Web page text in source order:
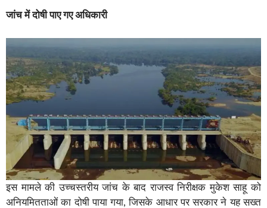
जांच में दोषी पाए गए अधिकारी
इस मामले की उच्चस्तरीय जांच के बाद राजस्व निरीक्षक मुकेश साहू को
अनियमितताओं का दोषी पाया गया, जिसके आधार पर सरकार ने यह सख्त